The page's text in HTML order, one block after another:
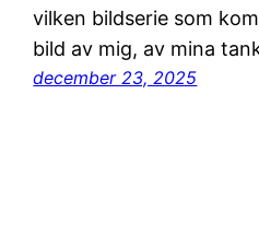
vilken bildserie som
bild av mig, av mina
december 23, 2025